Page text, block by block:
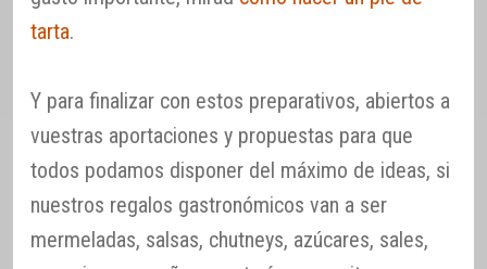
tarta.
Y para finalizar con estos preparativos, abiertos a
vuestras aportaciones y propuestas para que
todos podamos disponer del máximo de ideas, si
nuestros regalos gastronómicos van a ser
mermeladas, salsas, chutneys, azúcares, sales,